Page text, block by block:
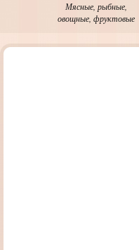
Мясные ,рыбные
овощные ,фруктовые